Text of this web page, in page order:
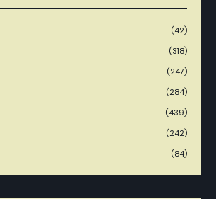
(42)
(318)
(247)
(284)
(439)
(242)
(84)